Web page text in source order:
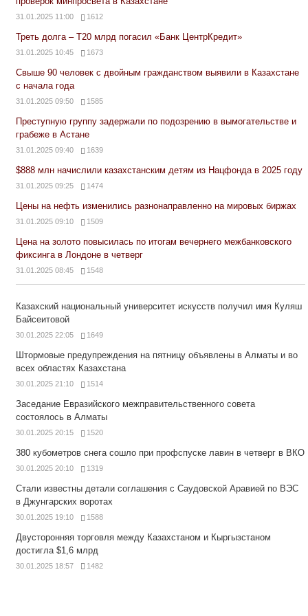
31.01.2025 11:00 1612
Треть долга – Т20 млрд погасил «Банк ЦентрКредит»
31.01.2025 10:45 1673
Свыше 90 человек с двойным гражданством выявили в Казахстане
с начала года
31.01.2025 09:50 1585
Преступную группу задержали по подозрению в вымогательстве и
грабеже в Астане
31.01.2025 09:40 1639
$888 млн начислили казахстанским детям из Нацфонда в 2025 году
31.01.2025 09:25 1474
Цены на нефть изменились разнонаправленно на мировых биржах
31.01.2025 09:10 1509
Цена на золото повысилась по итогам вечернего межбанковского
фиксинга в Лондоне в четверг
31.01.2025 08:45 1548
Казахский национальный университет искусств получил имя Куляш
Байсеитовой
30.01.2025 22:05 1649
Штормовые предупреждения на пятницу объявлены в Алматы и во
всех областях Казахстана
30.01.2025 21:10 1514
Заседание Евразийского межправительственного совета
состоялось в Алматы
30.01.2025 20:15 1520
380 кубометров снега сошло при профспуске лавин в четверг в ВКО
30.01.2025 20:10 1319
Стали известны детали соглашения с Саудовской Аравией по ВЭС
в Джунгарских воротах
30.01.2025 19:10 1588
Двусторонняя торговля между Казахстаном и Кыргызстаном
достигла $1,6 млрд
30.01.2025 18:57 1482